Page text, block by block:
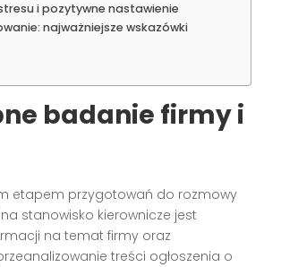
i pozytywne nastawienie
najważniejsze wskazówki
badanie firmy i
etapem przygotowań do rozmowy
stanowisko kierownicze jest
na temat firmy oraz
treści ogłoszenia o